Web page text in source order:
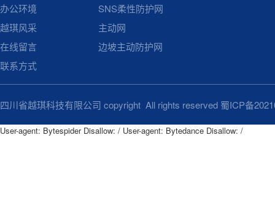
办公环境
越琪风采
在线留言
联系方式
SNS柔性防护网
主动网
边坡主动防护网
四川省越琪科技有限公司 copyright All rights reserved 蜀ICP备
User-agent: Bytespider
User-agent: Bytespider Disallow: / User-agent: Bytedance Disallow: /